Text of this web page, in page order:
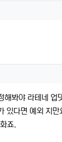
봐야 라테네 업
있다면 예외 지만
죠.